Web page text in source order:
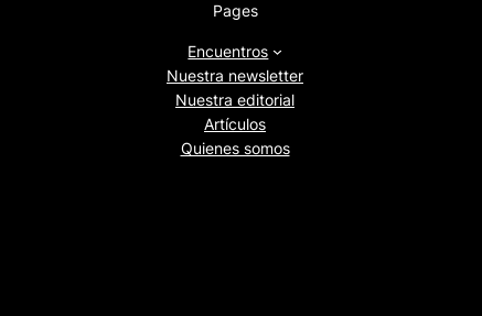
Pages
Encuentros
Nuestra newsletter
Nuestra editorial
Artículos
Quienes somos